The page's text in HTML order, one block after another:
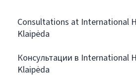
Consultations at International
Klaipėda
Консультации в International
Klaipėda